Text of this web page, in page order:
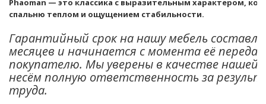
Phaoman — это классика с выразительным характером,
спальню теплом и ощущением стабильности.
Гарантийный срок на нашу мебель
месяцев и начинается с момента её
покупателю. Мы уверены в качестве нашей
несём полную ответственность за
труда.